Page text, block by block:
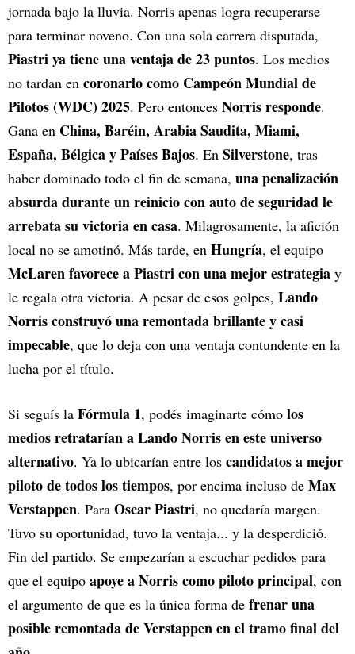
jornada bajo la lluvia. Norris apenas logra recuperarse
para terminar noveno. Con una sola carrera disputada,
Piastri ya tiene una ventaja de 23 puntos. Los medios
no tardan en coronarlo como Campeón Mundial de
Pilotos (WDC) 2025. Pero entonces Norris responde.
Gana en China, Baréin, Arabia Saudita, Miami,
España, Bélgica y Países Bajos. En Silverstone, tras
haber dominado todo el fin de semana, una penalización
absurda durante un reinicio con auto de seguridad le
arrebata su victoria en casa. Milagrosamente, la afición
local no se amotinó. Más tarde, en Hungría, el equipo
McLaren favorece a Piastri con una mejor estrategia y
le regala otra victoria. A pesar de esos golpes, Lando
Norris construyó una remontada brillante y casi
impecable, que lo deja con una ventaja contundente en la
lucha por el título.
Si seguís la Fórmula 1, podés imaginarte cómo los
medios retratarían a Lando Norris en este universo
alternativo. Ya lo ubicarían entre los candidatos a mejor
piloto de todos los tiempos, por encima incluso de Max
Verstappen. Para Oscar Piastri, no quedaría margen.
Tuvo su oportunidad, tuvo la ventaja... y la desperdició.
Fin del partido. Se empezarían a escuchar pedidos para
que el equipo apoye a Norris como piloto principal, con
el argumento de que es la única forma de frenar una
posible remontada de Verstappen en el tramo final del